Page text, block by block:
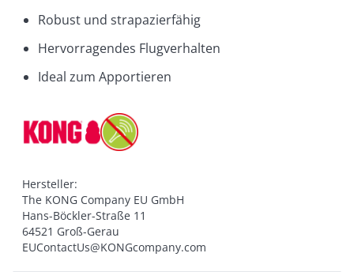
Robust und strapazierfähig
Hervorragendes Flugverhalten
Ideal zum Apportieren
Hersteller:
The KONG Company EU GmbH
Hans-Böckler-Straße 11
64521 Groß-Gerau
EUContactUs@KONGcompany.com